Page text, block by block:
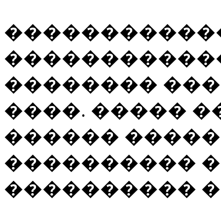
��������
����. �����
������
����������
����������